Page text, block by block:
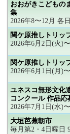
おおがきこどもの
集
2026年8〜12月 各日
関ケ原推しトリッ
2026年6月2日(火)
関ケ原推しトリッ
2026年6月1日(月)
ユネスコ無形文化
コンクール 作品応
2026年7月1日(水)
大垣芭蕉朝市
毎月第2・4日曜日